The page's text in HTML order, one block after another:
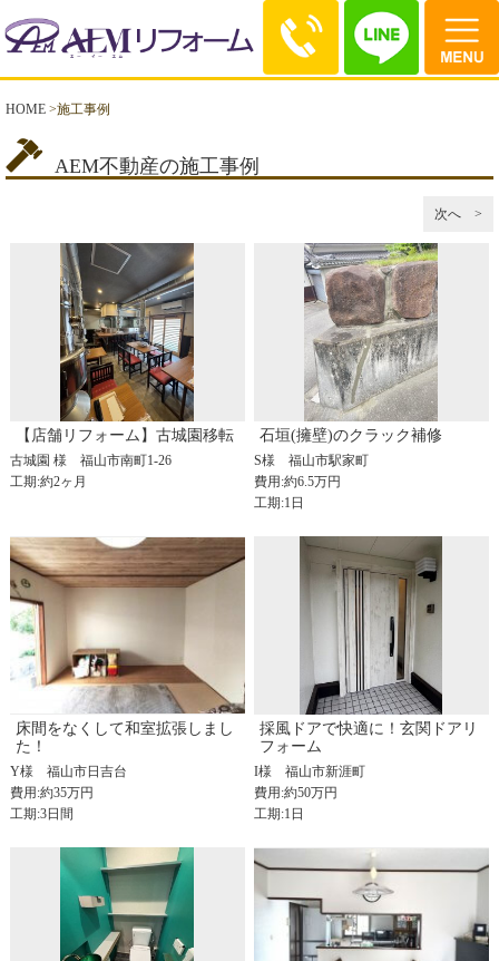
HOME >施工事例
AEM不動産の施工事例
次へ >
【店舗リフォーム】古城園移転
古城園 様福山市南町1-26
工期:約2ヶ月
石垣(擁壁)のクラック補修
S様福山市駅家町
費用:約6.5万円
工期:1日
床間をなくして和室拡張しまし
た！
Y様福山市日吉台
費用:約35万円
工期:3日間
採風ドアで快適に！玄関ドアリ
フォーム
I様福山市新涯町
費用:約50万円
工期:1日